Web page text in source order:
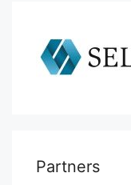
Partners